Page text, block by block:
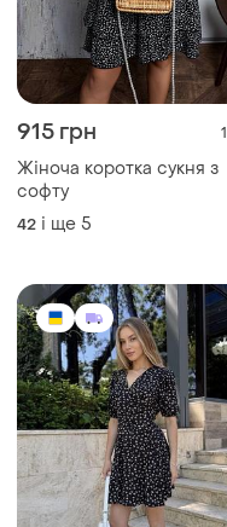
915 грн 1
Жіноча коротка сукня з
софту
42 і ще 5